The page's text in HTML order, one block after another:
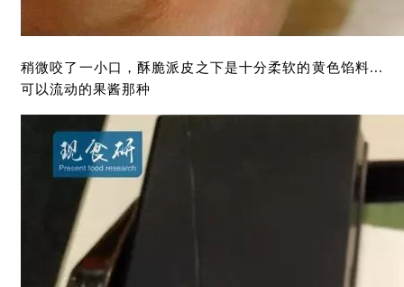
稍微咬了一小口，酥脆派皮之下是十分柔软的黄色馅料...
可以流动的果酱那种